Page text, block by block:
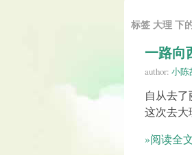
标签 大理 下
一路向
author: 小陈
自从去了
这次去大
»阅读全